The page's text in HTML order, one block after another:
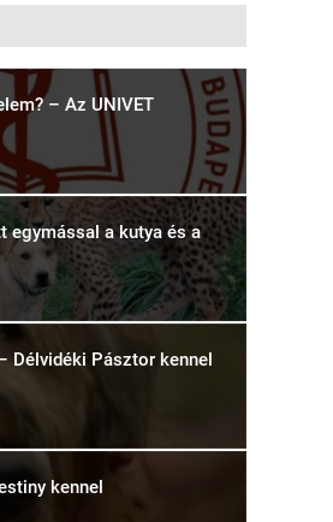
– Az UNIVET
egymással a kutya és a
Délvidéki Pásztor kennel
kennel